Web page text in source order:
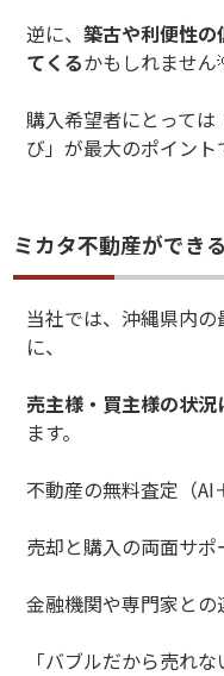
逆に、築古や利便性
てくるかもしれません
購入希望者にとって
び」が最大のポイント
ミカタ不動産ができ
当社では、沖縄県内
に、
売主様・買主様の状
ます。
不動産の無料査定（AI
売却と購入の両面サポ
金融機関や専門家と
「バブルだから売れ